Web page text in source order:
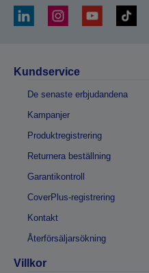
Kundservice
De senaste erbjudandena
Kampanjer
Produktregistrering
Returnera beställning
Garantikontroll
CoverPlus-registrering
Kontakt
Återförsäljarsökning
Villkor